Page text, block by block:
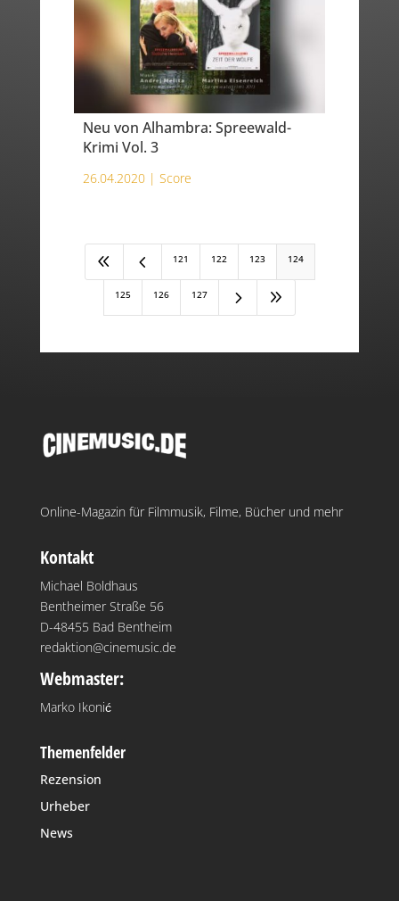
Neu von Alhambra: Spreewald-
Krimi Vol. 3
26.04.2020 | Score
8 4 121 122 123 124
125 126 127 5 9
Online-Magazin für Filmmusik, Filme, Bücher und mehr
Kontakt
Michael Boldhaus
Bentheimer Straße 56
D-48455 Bad Bentheim
redaktion@cinemusic.de
Webmaster:
Marko Ikonić
Themenfelder
Rezension
Urheber
News